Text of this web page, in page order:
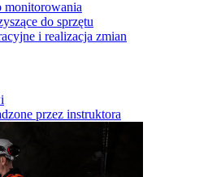
monitorowania
do sprzętu
i realizacja zmian
przez instruktora